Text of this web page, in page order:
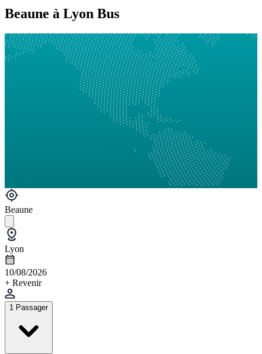
Beaune à Lyon Bus
Beaune
Lyon
10/08/2026
+ Revenir
1 Passager